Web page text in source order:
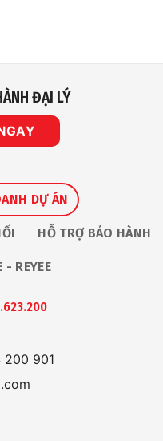
ĐẠI LÝ
DỰ ÁN
HỖ TRỢ BẢO HÀNH
- REYEE
200 901